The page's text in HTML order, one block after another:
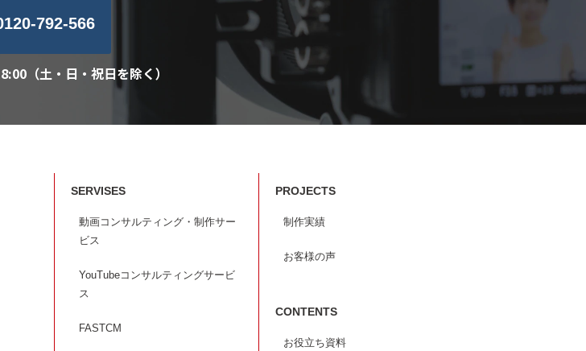
792-566
（土・日・祝日を除く）
SERVISES
動画コンサルティング・制作サー
ビス
YouTubeコンサルティングサービ
ス
FASTCM
PROJECTS
制作実績
お客様の声
CONTENTS
お役立ち資料